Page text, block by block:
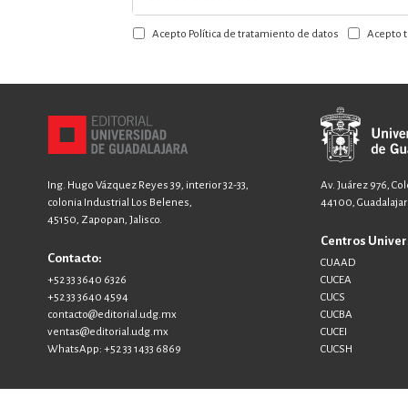
a
nuestroAcepto Política de tratamiento de datos Acepto
Ing. Hugo Vázquez Reyes 39, interior 32-33,
colonia Industrial Los Belenes,
45150, Zapopan, Jalisco.
Contacto:
+52 33 3640 6326
+52 33 3640 4594
contacto@editorial.udg.mx
ventas@editorial.udg.mx
WhatsApp: +52 33 1433 6869
Av. Juárez 976,
44100,
Centros
CUAAD
CUCEA
CUCS
CUCBA
CUCEI
CUCSH